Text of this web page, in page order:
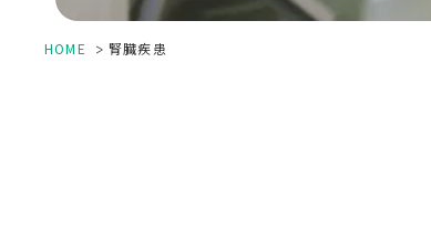
HOME > 腎臓疾患